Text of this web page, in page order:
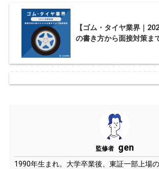
【ゴム・タイヤ業界｜
の書き方から面接対策ま
監修者 gen
1990年生まれ。大学卒業後、東証一部上場